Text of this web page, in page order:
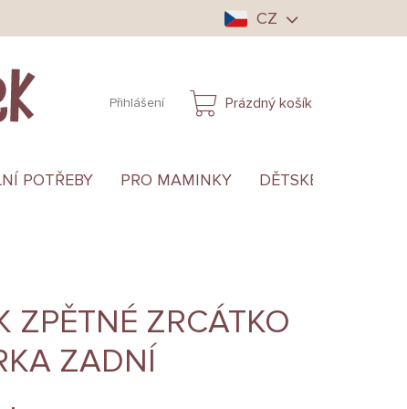
CZ
Přihlášení
NÁKUPNÍ
Prázdný košík
POTŘEBY PRO MAMINKY DĚTSKÉ OBLEČENÍ
ZPĚTNÉ ZRCÁTKO
ZADNÍ